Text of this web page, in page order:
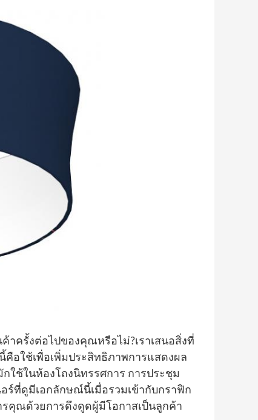
ครั้งต่อไปของคุณหรือไม่?เราเสนอสิ่งที่
อใช้เพื่อเพิ่มประสิทธิภาพการแสดงผล
ช้ในห้องโถงนิทรรศการ การประชุม
ร์ที่ดูมีเอกลักษณ์นี้เมื่อรวมเข้ากับกราฟิก
คุณด้วยการดึงดูดผู้มีโอกาสเป็นลูกค้า